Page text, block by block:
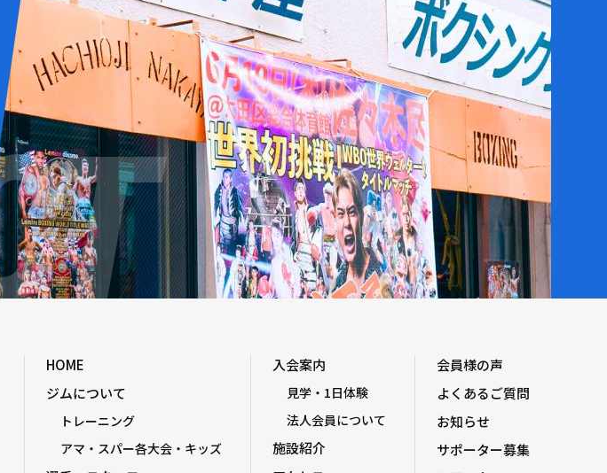
HOME
ジムについて
トレーニング
アマ・スパー各大会・キッズ
入会案内
見学・1日体験
法人会員について
施設紹介
会員様の声
よくあるご質問
お知らせ
サポーター募集